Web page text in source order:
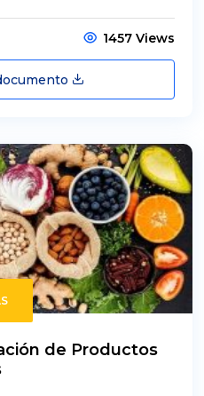
1457 Views
de Productos